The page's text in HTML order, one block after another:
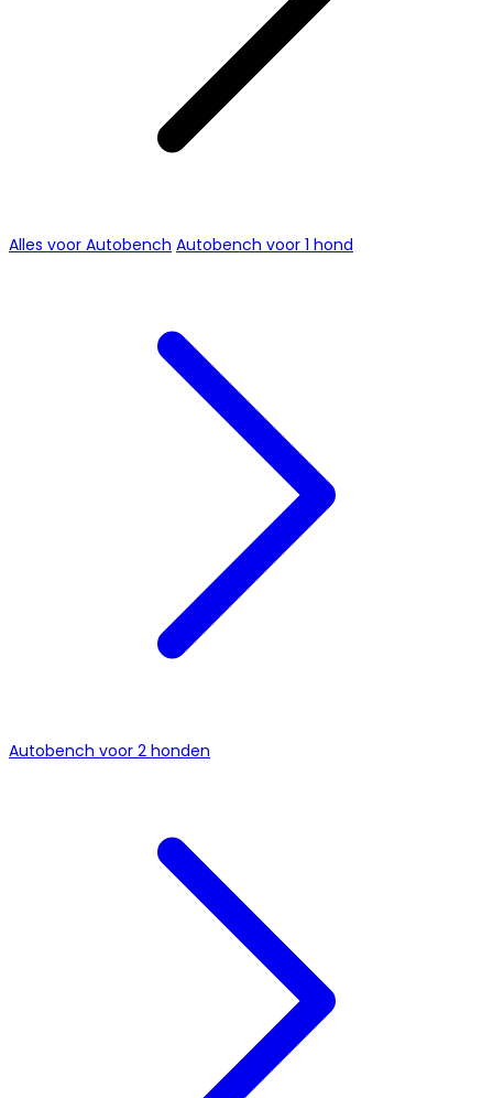
Alles voor Autobench Autobench voor 1 hond
Autobench voor 2 honden